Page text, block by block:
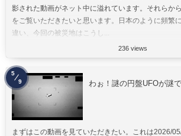
影された動画がネット中に溢れています。それらか
をご覧いただきたいと思います。日本のように頻繁
違い、今回の被災地はこうし...
236 views
わぉ！謎の円盤UFOが謎
まずはこの動画を見ていただきたい。これは2026/
5
9